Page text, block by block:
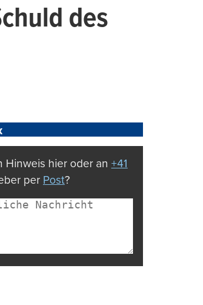
des
Hinweis hier oder an +41
per Post?